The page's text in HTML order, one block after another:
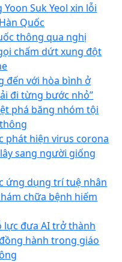
Suk Yeol xin lỗi
Quốc
thông qua nghị
chấm dứt xung đột
đến với hòa bình ở
đi từng bước nhỏ”
phá băng nhóm tội
phát hiện virus corona
sang người giống
ứng dụng trí tuệ nhân
chữa bệnh hiếm
lực đưa AI trở thành
hành trong giáo